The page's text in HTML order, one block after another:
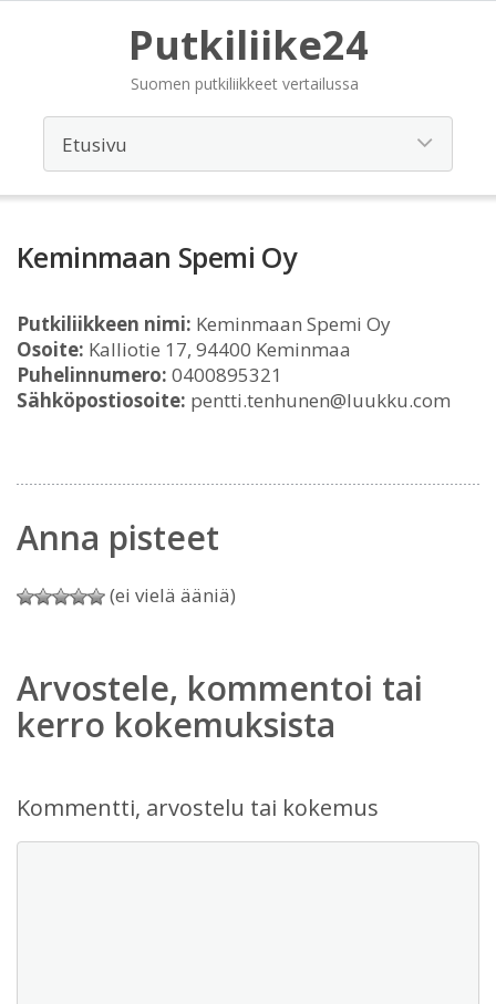
Putkiliike24
Suomen putkiliikkeet vertailussa
Keminmaan Spemi Oy
Putkiliikkeen nimi: Keminmaan Spemi Oy
Osoite: Kalliotie 17, 94400 Keminmaa
Puhelinnumero: 0400895321
Sähköpostiosoite: pentti.tenhunen@luukku.com
Anna pisteet
(ei vielä ääniä)
Arvostele, kommentoi tai
kerro kokemuksista
Kommentti, arvostelu tai kokemus